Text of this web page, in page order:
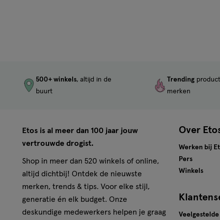
500+ winkels, altijd in de
buurt
Trending
merken
Etos is al meer dan 100 jaar jouw
vertrouwde drogist.
Shop in meer dan 520 winkels of online,
altijd dichtbij! Ontdek de nieuwste
merken, trends & tips. Voor elke stijl,
generatie én elk budget. Onze
deskundige medewerkers helpen je graag
Over
Werken bij
Pers
Winkels
Veelgestelde